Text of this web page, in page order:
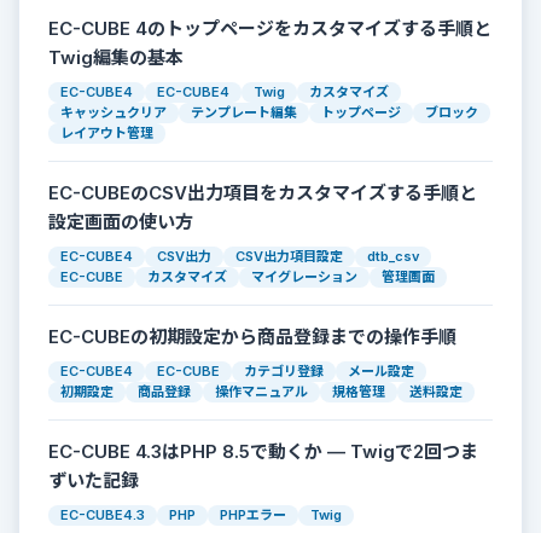
EC-CUBE 4のトップページをカスタマイズする手順と
Twig編集の基本
EC-CUBE4 EC-CUBE4 Twig
カスタマイズ
キャッシュクリア
テンプレート編集 トップページ
ブロック
レイアウト管理
EC-CUBEのCSV出力項目をカスタマイズする手順と
設定画面の使い方
EC-CUBE4 CSV出力 CSV出力項目設定
dtb_csv
EC-CUBE
カスタマイズ マイグレーション 管理画面
EC-CUBEの初期設定から商品登録までの操作手順
EC-CUBE4 EC-CUBE カテゴリ登録
メール設定
初期設定
商品登録 操作マニュアル 規格管理 送料設定
EC-CUBE 4.3はPHP 8.5で動くか — Twigで2回つま
ずいた記録
EC-CUBE4.3 PHP PHPエラー Twig